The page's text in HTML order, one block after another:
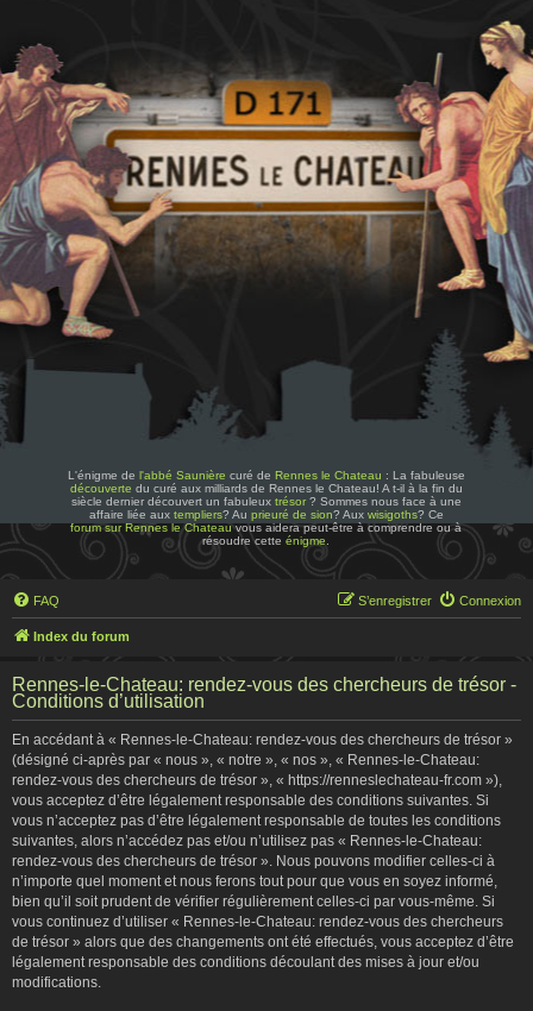
L'énigme de l'abbé Saunière curé de Rennes le Chateau : La fabuleuse
découverte du curé aux milliards de Rennes le Chateau! A t-il à la fin du
siècle dernier découvert un fabuleux trésor? Sommes nous face à une
affaire liée aux templiers? Au prieuré de sion? Aux wisigoths? Ce
forum sur Rennes le Chateauvous aidera peut-être à comprendre ou à
résoudre cetteénigme
FAQ Connexion
S’enregistrer
Index du forum
Rennes-le-Chateau: rendez-vous des chercheurs de trésor -
Conditions d’utilisation
En accédant à « Rennes-le-Chateau: rendez-vous des chercheurs de trésor »
(désigné ci-après par « nous », « notre », « nos », « Rennes-le-Chateau:
rendez-vous des chercheurs de trésor », « https://renneslechateau-fr.com »),
vous acceptez d’être légalement responsable des conditions suivantes. Si
vous n’acceptez pas d’être légalement responsable de toutes les conditions
suivantes, alors n’accédez pas et/ou n’utilisez pas « Rennes-le-Chateau:
rendez-vous des chercheurs de trésor ». Nous pouvons modifier celles-ci à
n’importe quel moment et nous ferons tout pour que vous en soyez informé,
bien qu’il soit prudent de vérifier régulièrement celles-ci par vous-même. Si
vous continuez d’utiliser « Rennes-le-Chateau: rendez-vous des chercheurs
de trésor » alors que des changements ont été effectués, vous acceptez d’être
légalement responsable des conditions découlant des mises à jour et/ou
modifications.